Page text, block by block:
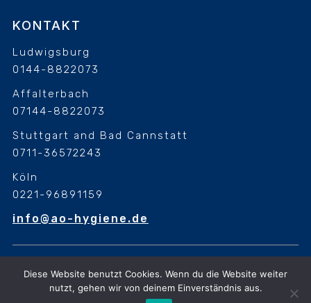
Diese Website benutzt Cookies. Wenn du die Website weiter
nutzt, gehen wir von deinem Einverständnis aus.
KONTAKT
Ludwigsburg
0144-8822073
Affalterbach
07144-8822073
Stuttgart and Bad Cannstatt
0711-36572243
Köln
0221-96891159
info@ao-hygiene.de
nutzt, gehen wir von deinem Einverständnis aus
© 2026 A.O Hygiene. All Rights Reserved. Design &